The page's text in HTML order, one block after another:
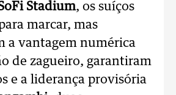
Stadium, os suíços
marcar, mas
a vantagem numérica
de zagueiro, garantiram
e a liderança provisória